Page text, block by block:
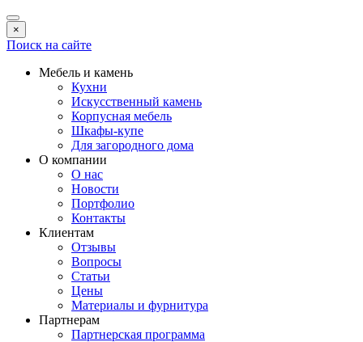
×
Поиск на сайте
Мебель и камень
Кухни
Искусственный камень
Корпусная мебель
Шкафы-купе
Для загородного дома
О компании
О нас
Новости
Портфолио
Контакты
Клиентам
Отзывы
Вопросы
Статьи
Цены
Материалы и фурнитура
Партнерам
Партнерская программа